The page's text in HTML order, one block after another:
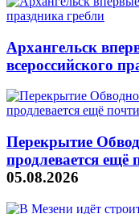
Архангельск
всероссийского
Перекрытие
продлевается ещё
05.08.2026